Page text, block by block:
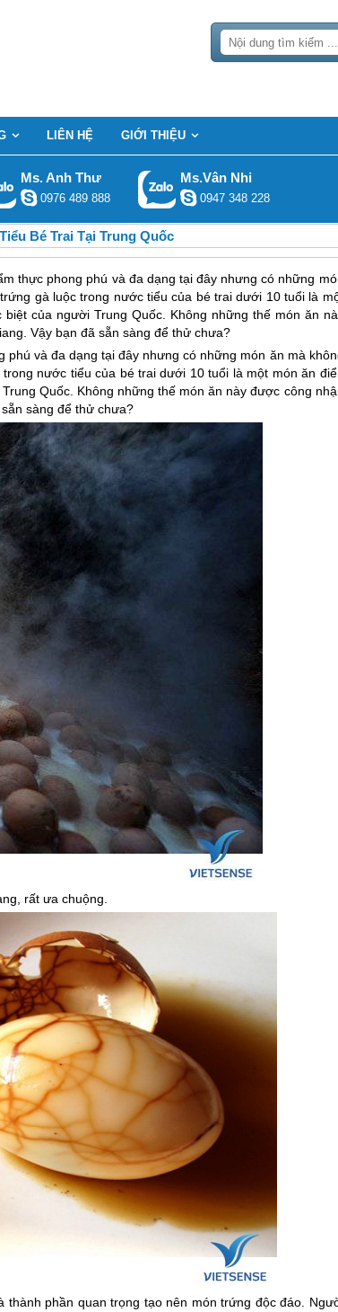
LIÊN HỆ GIỚI THIỆU
Ms. Anh Thư
0976 489 888
Ms.Vân Nhi
0947 348 228
Bé Trai Tại Trung Quốc
thực phong phú và đa dạng tại đây nhưng có những
gà luộc trong nước tiểu của bé trai dưới 10 tuổi là
của người Trung Quốc. Không những thế món ăn
Vậy bạn đã sẵn sàng để thử chưa?
và đa dạng tại đây nhưng có những món ăn mà
nước tiểu của bé trai dưới 10 tuổi là một món ăn
Trung Quốc. Không những thế món ăn này được công
sàng để thử chưa?
rất ưa chuộng.
phần quan trọng tạo nên món trứng độc đáo.